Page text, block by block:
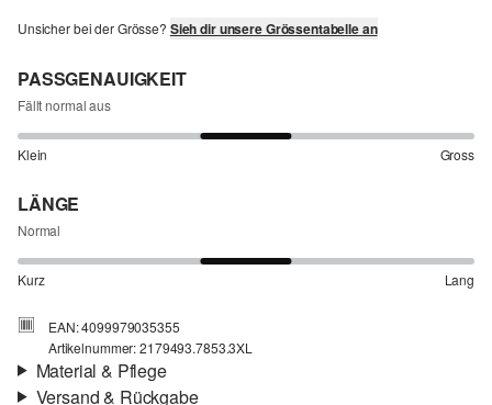
Unsicher bei der Grösse? Sieh dir unsere Grössentabelle an
PASSGENAUIGKEIT
Fällt normal aus
Klein Gross
LÄNGE
Normal
Kurz Lang
EAN: 4099979035355
Artikelnummer: 2179493.7853.3XL
Material & Pflege
Versand & Rückgabe